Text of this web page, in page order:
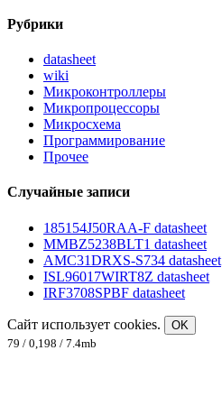
Рубрики
datasheet
wiki
Микроконтроллеры
Микропроцессоры
Микросхема
Программирование
Прочее
Случайные записи
185154J50RAA-F datasheet
MMBZ5238BLT1 datasheet
AMC31DRXS-S734 datasheet
ISL96017WIRT8Z datasheet
IRF3708SPBF datasheet
Сайт использует cookies.
OK
79 / 0,198 / 7.4mb